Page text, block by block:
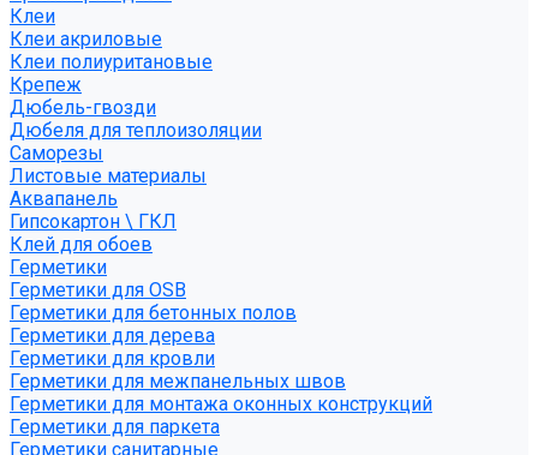
Клеи
Клеи акриловые
Клеи полиуритановые
Крепеж
Дюбель-гвозди
Дюбеля для теплоизоляции
Саморезы
Листовые материалы
Аквапанель
Гипсокартон \ ГКЛ
Клей для обоев
Герметики
Герметики для OSB
Герметики для бетонных полов
Герметики для дерева
Герметики для кровли
Герметики для межпанельных швов
Герметики для монтажа оконных конструкций
Герметики для паркета
Герметики санитарные